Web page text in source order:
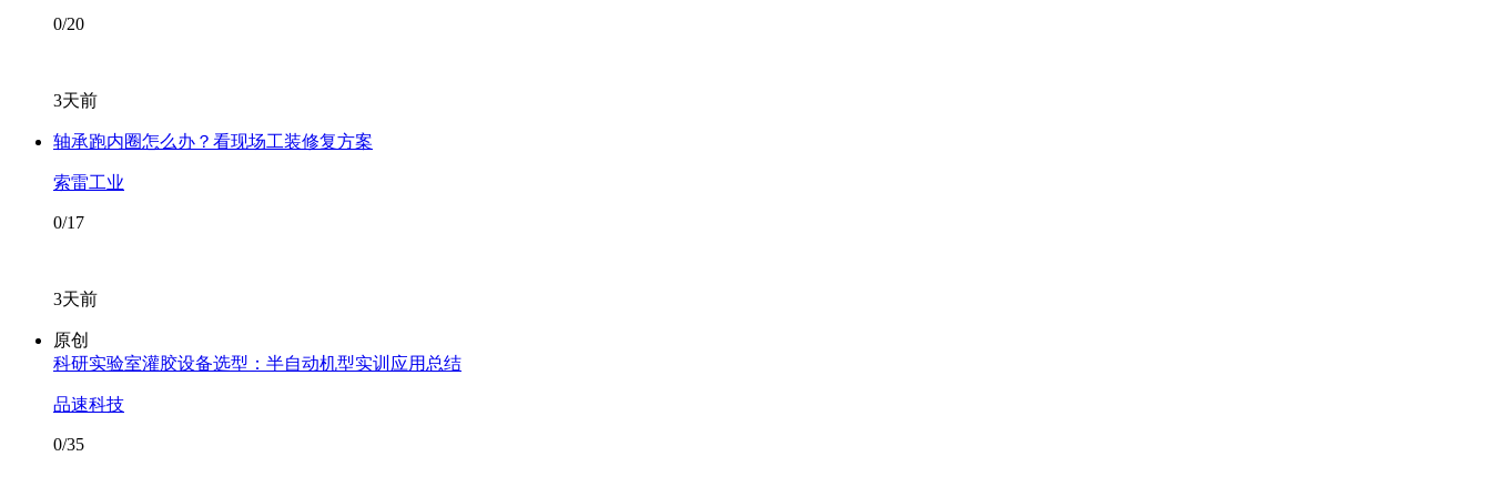
0/20
3天前
轴承跑内圈怎么办？看现场工装修复方案
索雷工业
0/17
3天前
原创
科研实验室灌胶设备选型：半自动机型实训应用总结
品速科技
0/35